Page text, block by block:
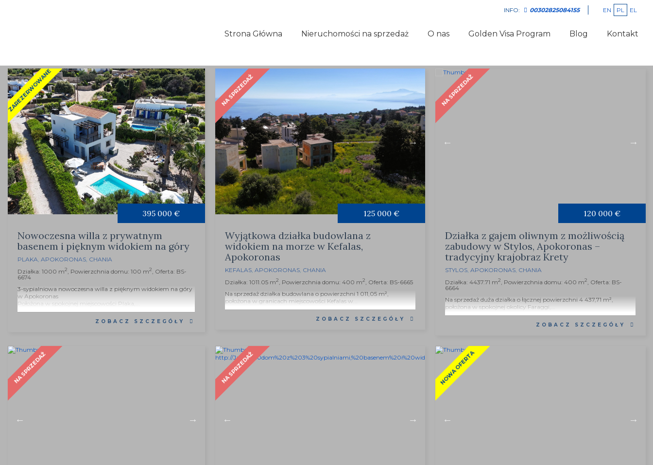
INFO: 00302825084155 EN PL EL
Strona Główna Nieruchomości na sprzedaż O nas Golden Visa Program Blog Kontakt
ZAREZERWOWANE
395 000 €
Nowoczesna willa z prywatnym
basenem i pięknym widokiem na góry
PLAKA, APOKORONAS, CHANIA
Działka: 1000 m2, Powierzchnia domu: 100 m2, Oferta: BS-
6674
3-sypialniowa nowoczesna willa z pięknym widokiem na góry
w Apokoronas
Położona w spokojnej miejscowości Plaka,...
ZOBACZ SZCZEGÓŁY
NA SPRZEDAŻ
125 000 €
Wyjątkowa działka budowlana z
widokiem na morze w Kefalas,
Apokoronas
KEFALAS, APOKORONAS, CHANIA
Działka: 1011.05 m2, Powierzchnia domu: 400 m2, Oferta: BS-6665
Na sprzedaż działka budowlana o powierzchni 1 011,05 m²,
położona w granicach miejscowości Kefalas w...
ZOBACZ SZCZEGÓŁY
NA SPRZEDAŻ
120 000 €
Działka z gajem oliwnym z możliwością
zabudowy w Stylos, Apokoronas –
tradycyjny krajobraz Krety
STYLOS,APOKORONAS, CHANIA
Działka: 4437.71 m2, Powierzchnia domu: 400 m2, Oferta: BS-
6664
Na sprzedaż duża działka o łącznej powierzchni 4 437,71 m²,
położona w spokojnej okolicy Faraggi,...
ZOBACZ SZCZEGÓŁY
NA SPRZEDAŻ NA SPRZEDAŻ NOWA OFERTA